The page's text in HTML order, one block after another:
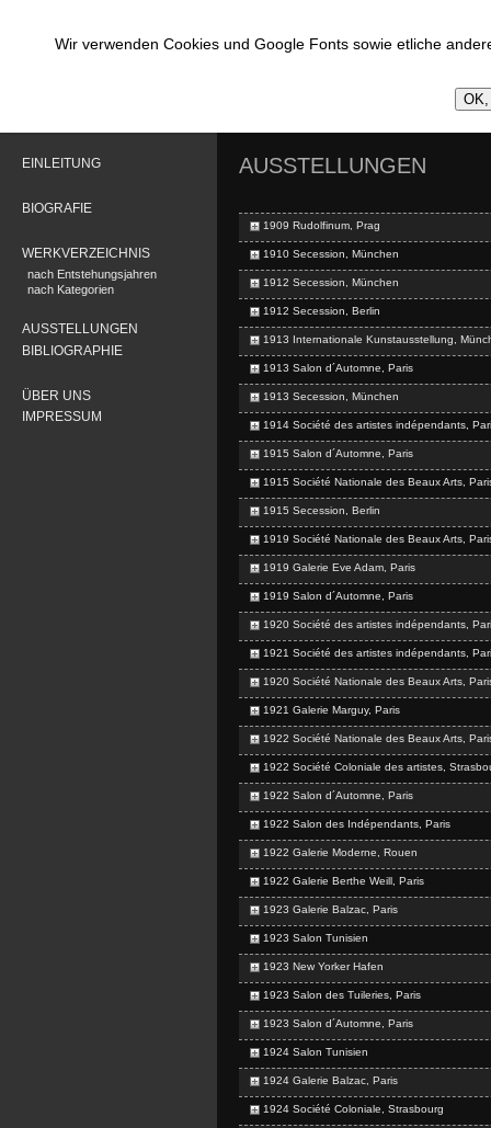
Wir verwenden Cookies und Google Fonts sowie etliche
EINLEITUNG
BIOGRAFIE
WERKVERZEICHNIS
nach Entstehungsjahren
nach Kategorien
AUSSTELLUNGEN
BIBLIOGRAPHIE
ÜBER UNS
IMPRESSUM
AUSSTELLUNGEN
1909 Rudolfinum, Prag
1910 Secession, München
1912 Secession, München
1912 Secession, Berlin
1913 Internationale Kunstausstellung,
1913 Salon d´Automne, Paris
1913 Secession, München
1914 Société des artistes indépendants,
1915 Salon d´Automne, Paris
1915 Société Nationale des Beaux Arts,
1915 Secession, Berlin
1919 Société Nationale des Beaux Arts,
1919 Galerie Eve Adam, Paris
1919 Salon d´Automne, Paris
1920 Société des artistes indépendants,
1921 Société des artistes indépendants,
1920 Société Nationale des Beaux Arts,
1921 Galerie Marguy, Paris
1922 Société Nationale des Beaux Arts,
1922 Société Coloniale des artistes,
1922 Salon d´Automne, Paris
1922 Salon des Indépendants, Paris
1922 Galerie Moderne, Rouen
1922 Galerie Berthe Weill, Paris
1923 Galerie Balzac, Paris
1923 Salon Tunisien
1923 New Yorker Hafen
1923 Salon des Tuileries, Paris
1923 Salon d´Automne, Paris
1924 Salon Tunisien
1924 Galerie Balzac, Paris
1924 Société Coloniale, Strasbourg